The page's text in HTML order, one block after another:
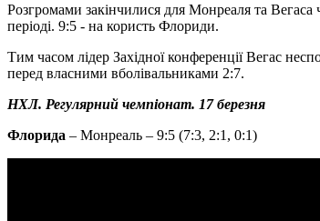
Розгромами закінчилися для Монреаля та
періоді. 9:5 - на користь Флориди.
Тим часом лідер Західної конференції Вегас
перед власними вболівальниками 2:7.
НХЛ. Регулярний чемпіонат. 17 березня
Флорида – Монреаль – 9:5 (7:3, 2:1, 0:1)